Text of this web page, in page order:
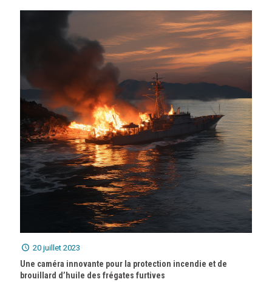
20 juillet 2023
Une caméra innovante pour la protection incendie et de
brouillard d’huile des frégates furtives